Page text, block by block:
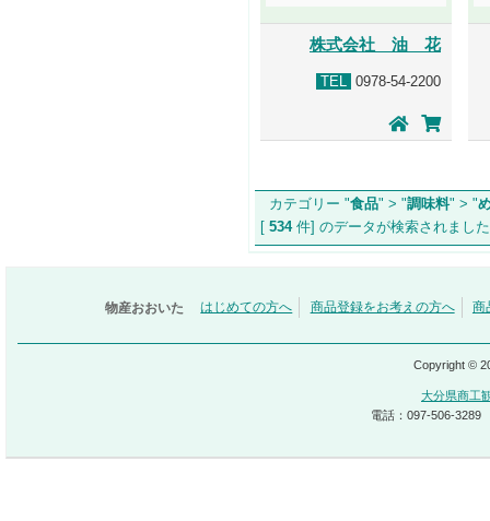
株式会社 油 花
TEL 0978-54-2200
カテゴリー "食品" > "調味料" > "
[ 534件] のデータが検索され
物産おおいた はじめての方へ 商品登録をお考えの方へ 商
Copyright ©
大分県商工
電話：097-506-